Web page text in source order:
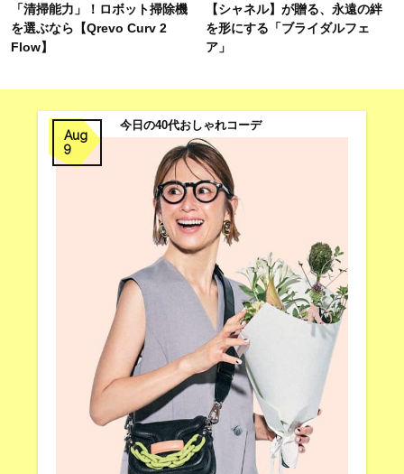
「清掃能力」！ロボット掃除機
を選ぶなら【Qrevo Curv 2
Flow】
【シャネル】が贈る、永遠の絆
を形にする「ブライダルフェ
ア」
Aug
9
今日の40代おしゃれコーデ